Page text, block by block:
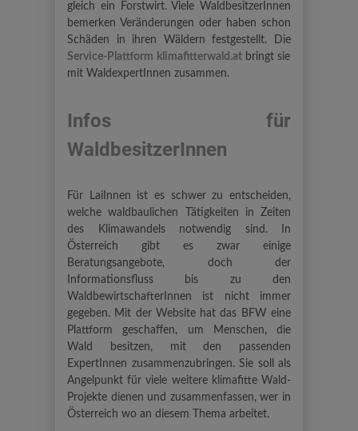
gleich ein Forstwirt. Viele WaldbesitzerInnen
bemerken Veränderungen oder haben schon
Schäden in ihren Wäldern festgestellt. Die
Service-Plattform klimafitterwald.at bringt sie
mit WaldexpertInnen zusammen.
Infos für
WaldbesitzerInnen
Für LaiInnen ist es schwer zu entscheiden,
welche waldbaulichen Tätigkeiten in Zeiten
des Klimawandels notwendig sind. In
Österreich gibt es zwar einige
Beratungsangebote, doch der
Informationsfluss bis zu den
WaldbewirtschafterInnen ist nicht immer
gegeben. Mit der Website hat das BFW eine
Plattform geschaffen, um Menschen, die
Wald besitzen, mit den passenden
ExpertInnen zusammenzubringen. Sie soll als
Angelpunkt für viele weitere klimafitte Wald-
Projekte dienen und zusammenfassen, wer in
Österreich wo an diesem Thema arbeitet.